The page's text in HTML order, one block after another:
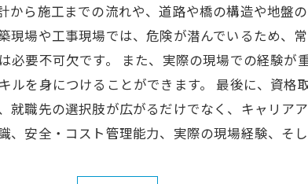
ら施工までの流れや、道路や橋の構造や地盤
場や工事現場では、危険が潜んでいるため、
要不可欠です。 また、実際の現場での経験が
ルを身につけることができます。 最後に、資格
職先の選択肢が広がるだけでなく、キャリア
安全・コスト管理能力、実際の現場経験、そ